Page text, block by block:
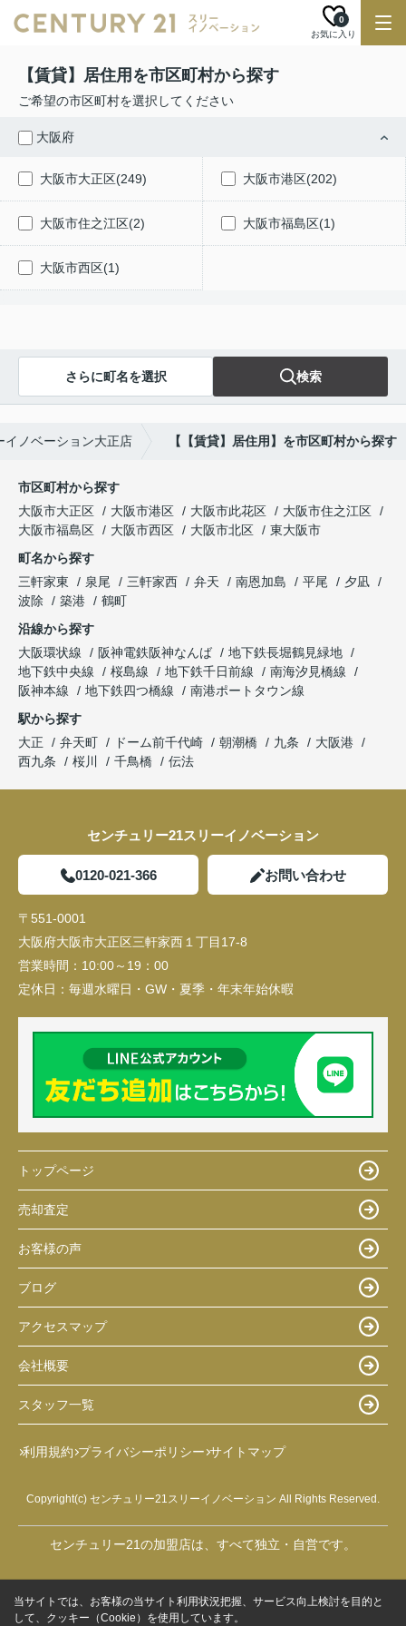
お気に入り
0
【賃貸】居住用を市区町村から探す
ご希望の市区町村を選択してください
大阪府
大阪市大正区(249) 大阪市港区(202)
大阪市住之江区(2) 大阪市福島区(1)
大阪市西区(1)
さらに町名を選択 検索
イノベーション大正店 【【賃貸】居住用】を市区町村から探す
市区町村から探す
大阪市大正区
大阪市港区 大阪市此花区
大阪市住之江区
大阪市福島区
大阪市西区 大阪市北区
東大阪市
町名から探す
三軒家東
泉尾 三軒家西 弁天 南恩加島 平尾
夕凪
波除
築港
鶴町
沿線から探す
大阪環状線
阪神電鉄阪神なんば
地下鉄長堀鶴見緑地
地下鉄中央線
桜島線 地下鉄千日前線
南海汐見橋線
阪神本線
地下鉄四つ橋線
南港ポートタウン線
駅から探す
大正
弁天町 ドーム前千代崎 朝潮橋 九条
大阪港
西九条
桜川 千鳥橋 伝法
センチュリー21スリーイノベーション
0120-021-366 お問い合わせ
〒551-0001
大阪府大阪市大正区三軒家西１丁目17-8
営業時間： 10:00～19：00
定休日： 毎週水曜日・GW・夏季・年末年始休暇
トップページ
売却査定
お客様の声
ブログ
アクセスマップ
会社概要
スタッフ一覧
利用規約 プライバシーポリシー サイトマップ
Copyright(c) センチュリー21スリーイノベーション All Rights Reserved.
センチュリー21の加盟店は、すべて独立・自営です。
当サイトでは、お客様の当サイト利用状況把握、サービス向上検討を目的と
して、クッキー（Cookie）を使用しています。